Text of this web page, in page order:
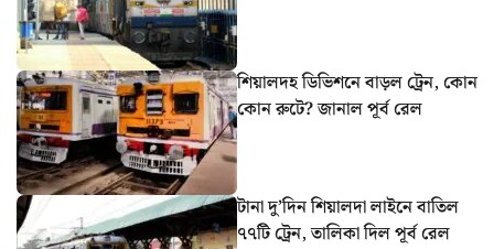
শিয়ালদহ ডিভিশনে বাড়ল ট্রেন, কোন
কোন রুটে? জানাল পূর্ব রেল
টানা দু’দিন শিয়ালদা লাইনে বাতিল
৭৭টি ট্রেন, তালিকা দিল পূর্ব রেল